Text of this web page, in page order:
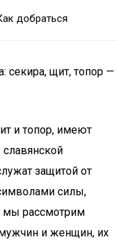
добраться
секира, щит, топор —
и топор, имеют
защитой от
силы,
мы рассмотрим
и женщин, их